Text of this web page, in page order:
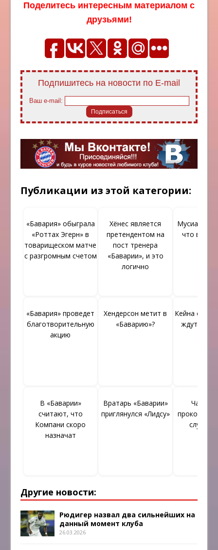
Поделитесь интересным материалом с
друзьями!
Подпишитесь на новости по E-mail
Ваш e-mail:
Публикации из этой категории:
«Бавария» обыграла
«Роттах Эгерн» в
товарищеском матче
с разгромным счетом
Хёнес является
претендентом на
пост тренера
«Баварии», и это
логично
Мусиала
что в
«Бавария» проведет
благотворительную
акцию
Хендерсон метит в
«Баварию»?
Кейна с
ждут в
В «Баварии»
считают, что
Компани скоро
назначат
Вратарь «Баварии»
приглянулся «Лидсу»
слухи о
Другие новости:
Рюдигер назвал два сильнейших на
данный момент клуба
26.03.2026